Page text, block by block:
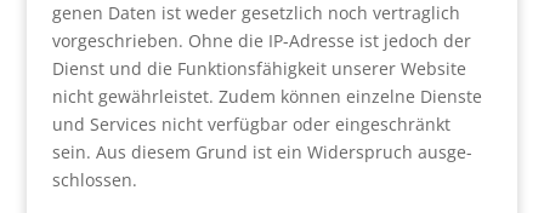
ge­nen Daten ist weder gesetz­lich noch ver­trag­lich
vor­ge­schrie­ben. Ohne die IP-Adres­se ist jedoch der
Dienst und die Funk­ti­ons­fä­hig­keit unse­rer Web­site
nicht gewähr­leis­tet. Zudem kön­nen ein­zel­ne Diens­te
und Ser­vices nicht ver­füg­bar oder ein­ge­schränkt
sein. Aus die­sem Grund ist ein Wider­spruch aus­ge­
schlos­sen.